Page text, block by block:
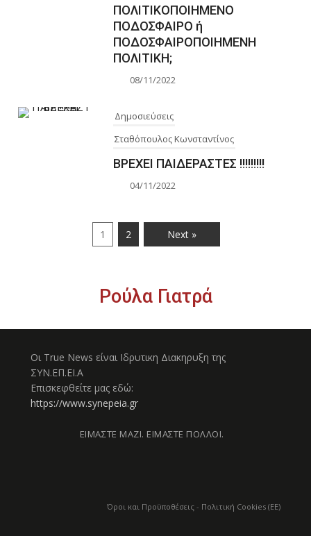
ΠΟΛΙΤΙΚΟΠΟΙΗΜΕΝΟ
ΠΟΔΟΣΦΑΙΡΟ ή
ΠΟΔΟΣΦΑΙΡΟΠΟΙΗΜΕΝΗ
ΠΟΛΙΤΙΚΗ;
08/11/2022
Δημοσιεύσεις
Σταθόπουλος Κωνσταντίνος
ΒΡΕΧΕΙ ΠΑΙΔΕΡΑΣΤΕΣ !!!!!!!!!
04/11/2022
1 2 Next »
Ρούλα Γιατρά
Οι True News είναι Ιδρυτικη Διακηρυξη της
ΣΥΝ.ΕΠ.ΕΙ.Α
Επισκεφθείτε μας εδώ:
https://www.synepeia.gr
ΕΙΜΑΣΤΕ ΜΑΖΙ. ΕΙΜΑΣΤΕ ΠΟΛΛΟΙ.
Όροι και Προϋποθέσεις- Πολιτική Cookies (ΕΕ)